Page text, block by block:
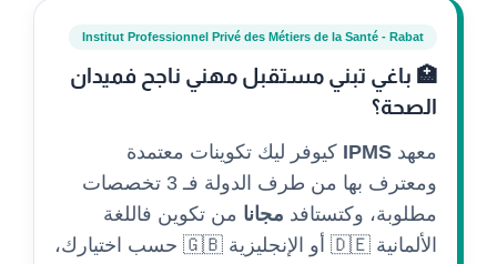
Institut Professionnel Privé des Métiers de la Santé - Rabat
🏥 باغي تبني مستقبل مهني ناجح فميدان
الصحة؟
معهد IPMS كيوفر ليك تكوينات معتمدة
ومعترف بها من طرف الدولة فـ 3 تخصصات
مطلوبة، وكتستافد مجانا من تكوين فاللغة
الألمانية 🇩🇪 أو الإنجليزية 🇬🇧 حسب اختيارك،